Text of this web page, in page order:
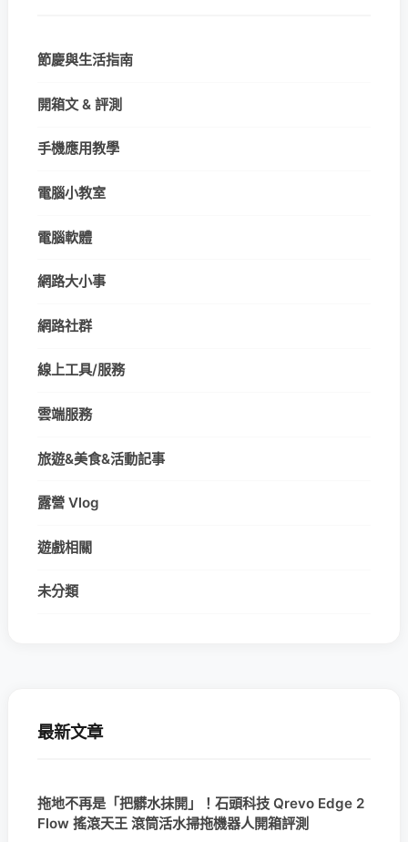
節慶與生活指南
開箱文 & 評測
手機應用教學
電腦小教室
電腦軟體
網路大小事
網路社群
線上工具/服務
雲端服務
旅遊&美食&活動記事
露營 Vlog
遊戲相關
未分類
最新文章
拖地不再是「把髒水抹開」！石頭科技 Qrevo Edge 2
Flow 搖滾天王 滾筒活水掃拖機器人開箱評測